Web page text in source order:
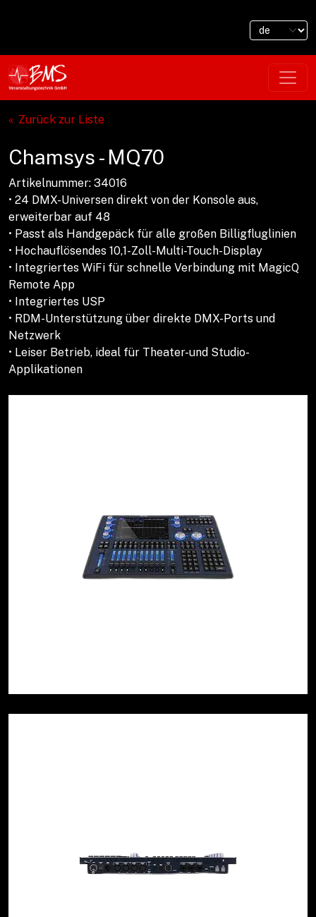
Zurück zur Liste
Chamsys - MQ70
Artikelnummer: 34016
• 24 DMX-Universen direkt von der Konsole aus,
erweiterbar auf 48
• Passt als Handgepäck für alle großen Billigfluglinien
• Hochauflösendes 10,1-Zoll-Multi-Touch-Display
• Integriertes WiFi für schnelle Verbindung mit MagicQ
Remote App
• Integriertes USP
• RDM-Unterstützung über direkte DMX-Ports und
Netzwerk
• Leiser Betrieb, ideal für Theater-und Studio-
Applikationen